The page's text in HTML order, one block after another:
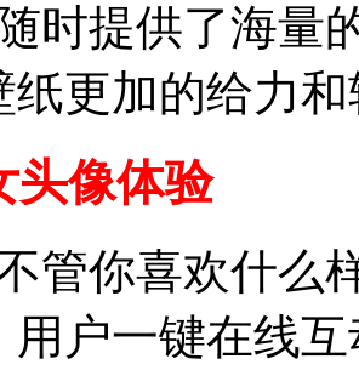
时提供了海量
纸更加的给力
头像体验
管你喜欢什么
用户一键在线